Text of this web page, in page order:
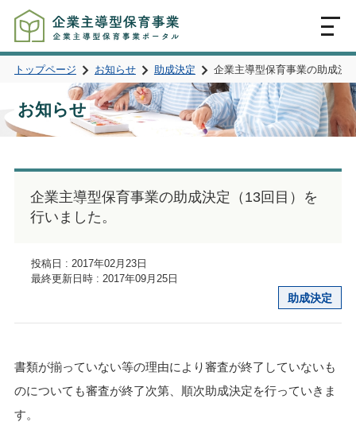
MENU
トップページ お知らせ 助成決定 企業主導型保育事業の助成決
お知らせ
企業主導型保育事業の助成決定（13回目）を
行いました。
投稿日 : 2017年02月23日
最終更新日時 : 2017年09月25日
助成決定
書類が揃っていない等の理由により審査が終了していないも
のについても審査が終了次第、順次助成決定を行っていきま
す。